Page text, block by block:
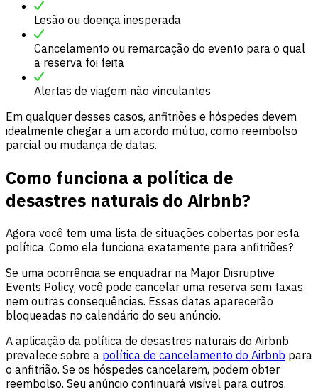
Lesão ou doença inesperada
Cancelamento ou remarcação do evento para o qual
a reserva foi feita
Alertas de viagem não vinculantes
Em qualquer desses casos, anfitriões e hóspedes devem
idealmente chegar a um acordo mútuo, como reembolso
parcial ou mudança de datas.
Como funciona a política de
desastres naturais do Airbnb?
Agora você tem uma lista de situações cobertas por esta
política. Como ela funciona exatamente para anfitriões?
Se uma ocorrência se enquadrar na Major Disruptive
Events Policy, você pode cancelar uma reserva sem taxas
nem outras consequências. Essas datas aparecerão
bloqueadas no calendário do seu anúncio.
A aplicação da política de desastres naturais do Airbnb
prevalece sobre a política de cancelamento do Airbnb para
o anfitrião. Se os hóspedes cancelarem, podem obter
reembolso. Seu anúncio continuará visível para outros.